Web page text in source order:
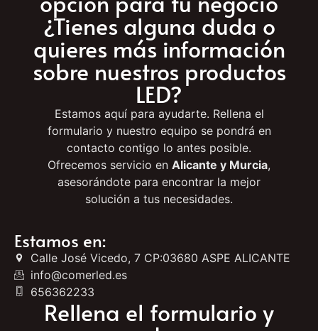
Consulta cual es la mejor
opción para tu negocio
¿Tienes alguna duda o
quieres más información
sobre nuestros productos
LED?
Estamos aquí para ayudarte. Rellena el
formulario y nuestro equipo se pondrá en
contacto contigo lo antes posible.
Ofrecemos servicio enAlicante y Murcia
Estamos en:
Calle José Vicedo, 7 CP:03680 ASPE ALICANTE
info@comerled.es